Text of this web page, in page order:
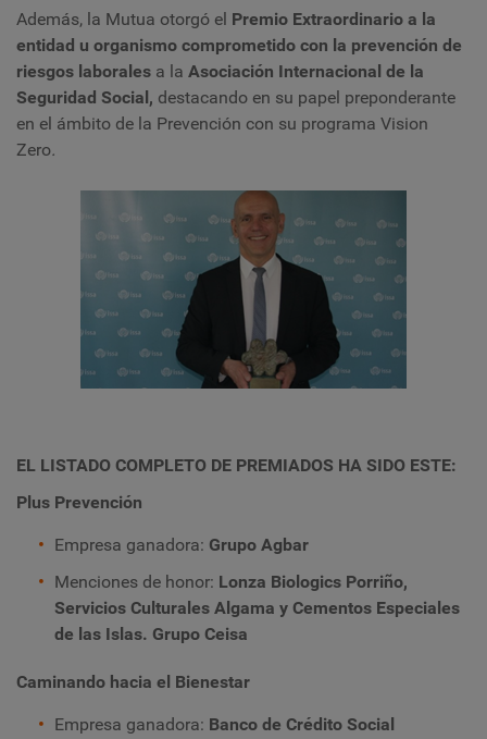
Además, la Mutua otorgó el Premio Extraordinario a la
entidad u organismo comprometido con la prevención de
riesgos laborales a la Asociación Internacional de la
Seguridad Social, destacando en su papel preponderante
en el ámbito de la Prevención con su programa Vision
Zero.
EL LISTADO COMPLETO DE PREMIADOS HA SIDO ESTE:
Plus Prevención
Empresa ganadora: Grupo Agbar
Menciones de honor: Lonza Biologics Porriño,
Servicios Culturales Algama y Cementos Especiales
de las Islas. Grupo Ceisa
Caminando hacia el Bienestar
Empresa ganadora: Banco de Crédito Social